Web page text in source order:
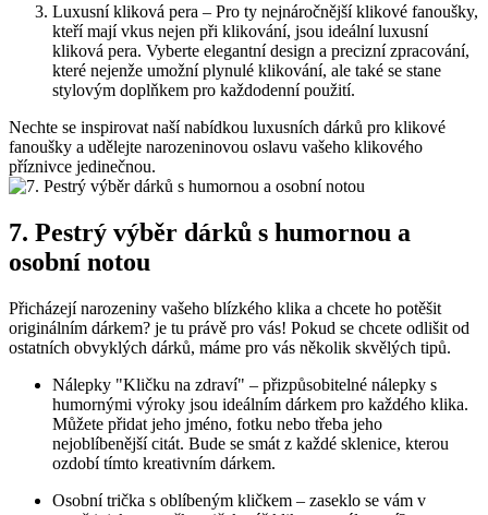
Luxusní kliková pera – Pro ty nejnáročnější klikové fanoušky,
kteří mají vkus nejen při klikování, jsou ideální luxusní​
kliková ⁣pera. Vyberte elegantní design ‌a precizní zpracování,
které nejenže umožní‍ plynulé klikování, ale také se stane
stylovým doplňkem ‍pro ‌každodenní použití.
Nechte‌ se inspirovat naší nabídkou luxusních dárků pro ‍klikové
fanoušky ‍a udělejte ‌narozeninovou​ oslavu vašeho⁣ klikového
příznivce jedinečnou.
7. Pestrý ‌výběr‍ dárků s ‌humornou a
osobní⁤ notou
Přicházejí narozeniny vašeho blízkého klika a ⁤chcete ho potěšit‍
originálním dárkem? ​je tu právě pro⁢ vás! Pokud se chcete odlišit od
‌ostatních obvyklých dárků, máme pro vás ⁤několik skvělých tipů.
Nálepky "Kličku na zdraví" – přizpůsobitelné‍ nálepky s
humornými výroky jsou ideálním dárkem pro‌ každého ‌klika.
Můžete přidat jeho ‍jméno, fotku‌ nebo třeba jeho
nejoblíbenější citát. Bude se smát z každé sklenice, kterou
ozdobí tímto kreativním dárkem.
Osobní trička⁢ s oblíbeným kličkem​ – zaseklo se vám⁣ v​